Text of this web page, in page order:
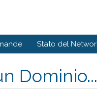
Stato del
Dominio...